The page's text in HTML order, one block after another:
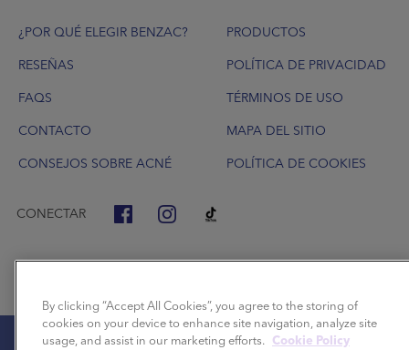
Footer
¿POR QUÉ ELEGIR BENZAC?
RESEÑAS
FAQS
CONTACTO
CONSEJOS SOBRE ACNÉ
PRODUCTOS
POLÍTICA DE PRIVACIDAD
TÉRMINOS DE USO
MAPA DEL SITIO
POLÍTICA DE COOKIES
CONECTAR
By clicking “Accept All Cookies”, you agree to the storing of
cookies on your device to enhance site navigation, analyze site
usage, and assist in our marketing efforts. Cookie Policy